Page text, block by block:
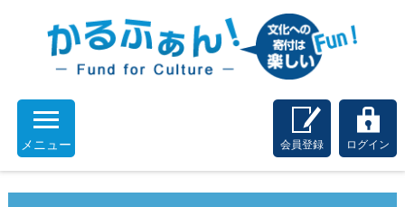
メニュー 会員登録 ログイン